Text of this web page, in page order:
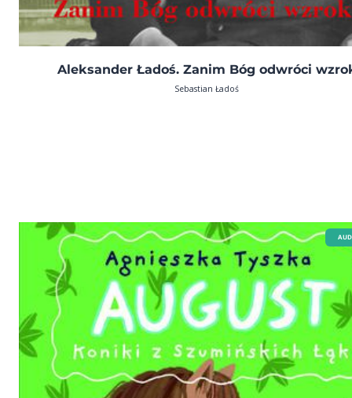
Aleksander Ładoś. Zanim Bóg odwróci
Sebastian Ładoś